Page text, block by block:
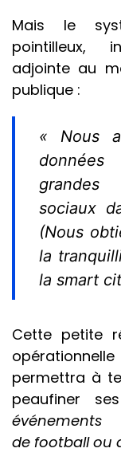
Mais le
pointilleux,
adjointe au
publique :
« Nous
sociaux
(Nous
la
la smart
Cette petite
permettra à
peaufiner
de football ou